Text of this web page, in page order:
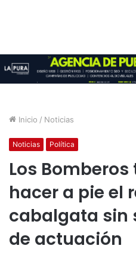
Inicio / Noticias
Noticias Política
Los
hacer a pie el
cabalgata sin
de actuación